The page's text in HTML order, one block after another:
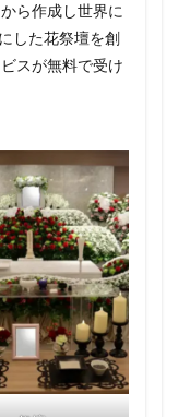
ら作成し世界に
した花祭壇を創
スが無料で受け